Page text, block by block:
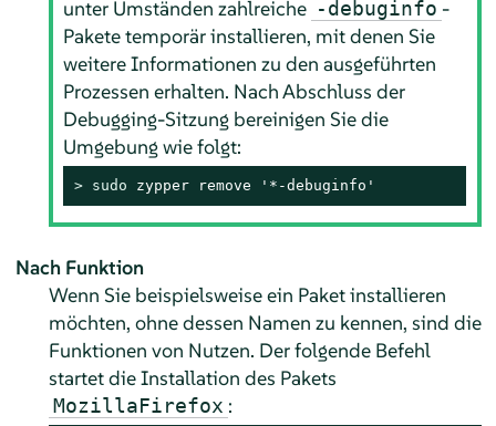
unter Umständen zahlreiche -debuginfo -
Pakete temporär installieren, mit denen Sie
weitere Informationen zu den ausgeführten
Prozessen erhalten. Nach Abschluss der
Debugging-Sitzung bereinigen Sie die
Umgebung wie folgt:
> sudo zypper remove '*-debuginfo'
Nach Funktion
Wenn Sie beispielsweise ein Paket installieren
möchten, ohne dessen Namen zu kennen, sind die
Funktionen von Nutzen. Der folgende Befehl
startet die Installation des Pakets
MozillaFirefox :